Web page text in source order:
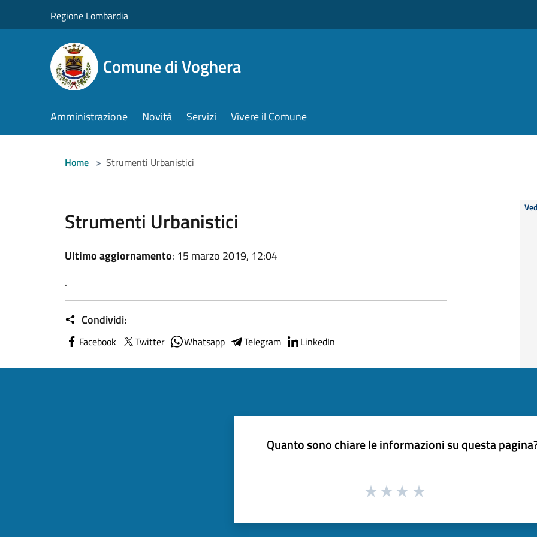
Regione Lombardia
Comune di Voghera
Amministrazione Novità Servizi Vivere il Comune
Home > Strumenti Urbanistici
Strumenti Urbanistici
Ultimo aggiornamento: 15 marzo 2019, 12:04
.
Condividi:
Facebook Twitter Whatsapp Telegram LinkedIn
Quanto sono chiare le informazioni su questa